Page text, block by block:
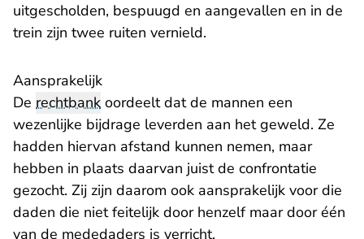
uitgescholden, bespuugd en aangevallen en in de
trein zijn twee ruiten vernield.
Aansprakelijk
De rechtbank oordeelt dat de mannen een
wezenlijke bijdrage leverden aan het geweld. Ze
hadden hiervan afstand kunnen nemen, maar
hebben in plaats daarvan juist de confrontatie
gezocht. Zij zijn daarom ook aansprakelijk voor die
daden die niet feitelijk door henzelf maar door één
van de mededaders is verricht.